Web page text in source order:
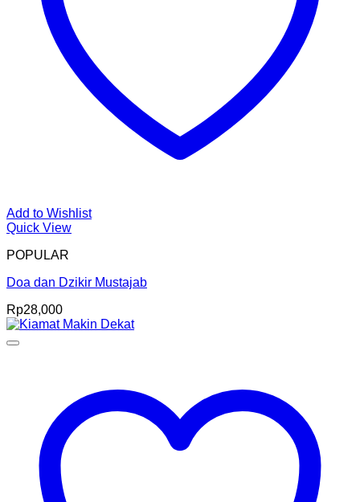
Add to Wishlist
Quick View
POPULAR
Doa dan Dzikir Mustajab
Rp28,000